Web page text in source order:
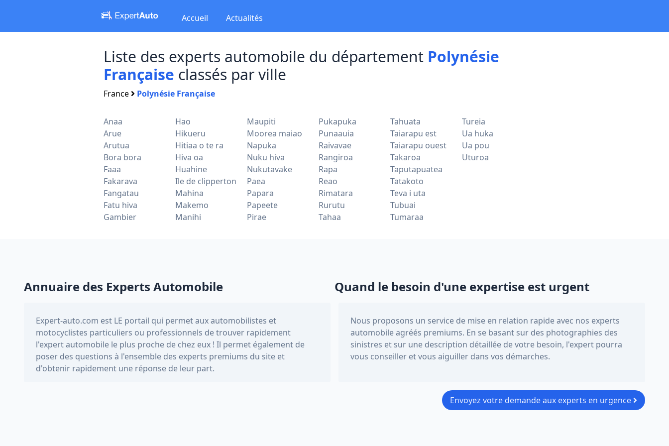
Accueil Actualités
Liste des experts automobile du département Polynésie
Française classés par ville
France Polynésie Française
Anaa
Arue
Arutua
Bora bora
Faaa
Fakarava
Fangatau
Fatu hiva
Gambier
Hao
Hikueru
Hitiaa o te ra
Hiva oa
Huahine
Ile de clipperton
Mahina
Makemo
Manihi
Maupiti
Moorea maiao
Napuka
Nuku hiva
Nukutavake
Paea
Papara
Papeete
Pirae
Pukapuka
Punaauia
Raivavae
Rangiroa
Rapa
Reao
Rimatara
Rurutu
Tahaa
Tahuata
Taiarapu est
Taiarapu ouest
Takaroa
Taputapuatea
Tatakoto
Teva i uta
Tubuai
Tumaraa
Tureia
Ua huka
Ua pou
Uturoa
Annuaire des Experts Automobile
Expert-auto.com est LE portail qui permet aux automobilistes et
motocyclistes particuliers ou professionnels de trouver rapidement
l'expert automobile le plus proche de chez eux ! Il permet également de
poser des questions à l'ensemble des experts premiums du site et
d'obtenir rapidement une réponse de leur part.
Quand le besoin d'une expertise est urgent
Nous proposons un service de mise en relation rapide avec nos experts
automobile agréés premiums. En se basant sur des photographies des
sinistres et sur une description détaillée de votre besoin, l'expert pourra
vous conseiller et vous aiguiller dans vos démarches.
Envoyez votre demande aux experts en urgence